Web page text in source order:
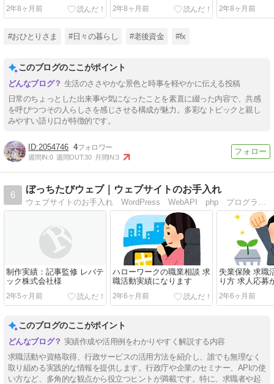
2年8ヶ月前 2年8ヶ月前 2年8ヶ月前
#おひとりさま #日々の暮らし #老後資金 #fx
このブログのここがポイント
生活のささやかな景色と時事を軽やかに伝える投稿
日常のちょっとした出来事や気になったことを素直に綴った内容で、共感
を呼びつつその人らしさを感じさせる構成が魅力。多彩なトピックと親し
みやすい語り口が特徴的です。
2054746 4
週間IN:0 週間OUT:30 月間IN:3
6
ぼっちたびウェブ｜ウェブサイトのお手入れ
ウェブサイトのお手入れ WordPress WebAPI php プログラミング
制作実績：記事監修 レバテ
ック株式会社様
2年5ヶ月前
ハローワークの職業相談 求
職活動実績になります
2年6ヶ月前
失業保険 求職
り方 求人応募
2年6ヶ月前
このブログのここがポイント
実績作成や活用例をわかりやすく解説する内容
求職活動や資格取得、行政サービスの活用方法を紹介し、誰でも無理なく
取り組める実践的な情報を提供します。行政庁や企業のセミナー、APIの使
い方など、多角的な観点から役立つヒントが満載です。特に、求職者や起